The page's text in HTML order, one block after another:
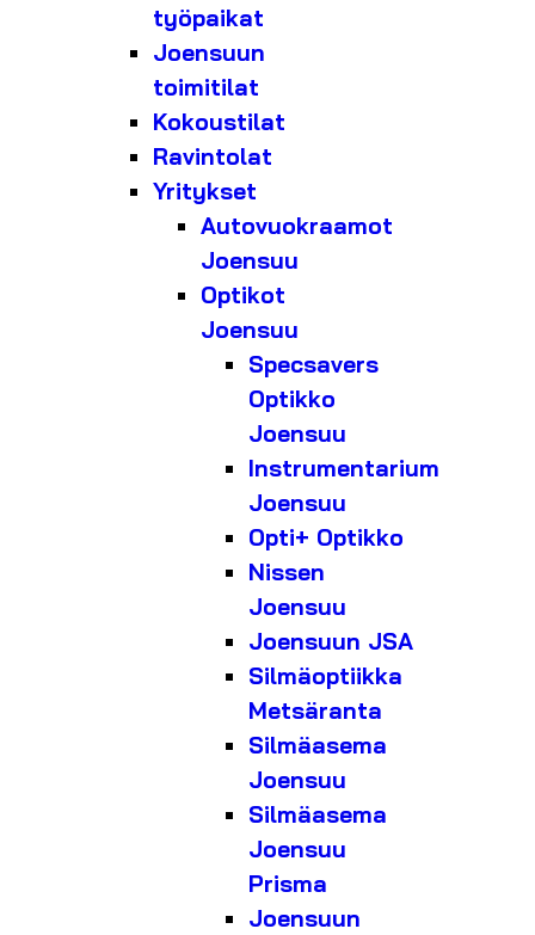
työpaikat
Joensuun
toimitilat
Kokoustilat
Ravintolat
Yritykset
Autovuokraamot
Joensuu
Optikot
Joensuu
Specsavers
Optikko
Joensuu
Instrumentarium
Joensuu
Opti+ Optikko
Nissen
Joensuu
Joensuun JSA
Silmäoptiikka
Metsäranta
Silmäasema
Joensuu
Silmäasema
Joensuu
Prisma
Joensuun